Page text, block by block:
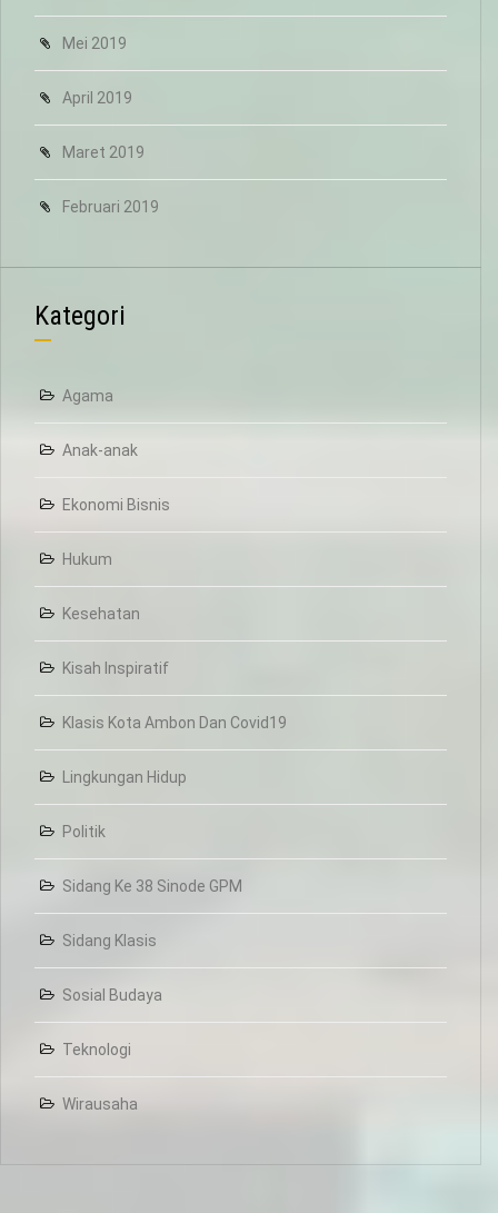
Mei 2019
April 2019
Maret 2019
Februari 2019
Kategori
Agama
Anak-anak
Ekonomi Bisnis
Hukum
Kesehatan
Kisah Inspiratif
Klasis Kota Ambon Dan Covid19
Lingkungan Hidup
Politik
Sidang Ke 38 Sinode GPM
Sidang Klasis
Sosial Budaya
Teknologi
Wirausaha